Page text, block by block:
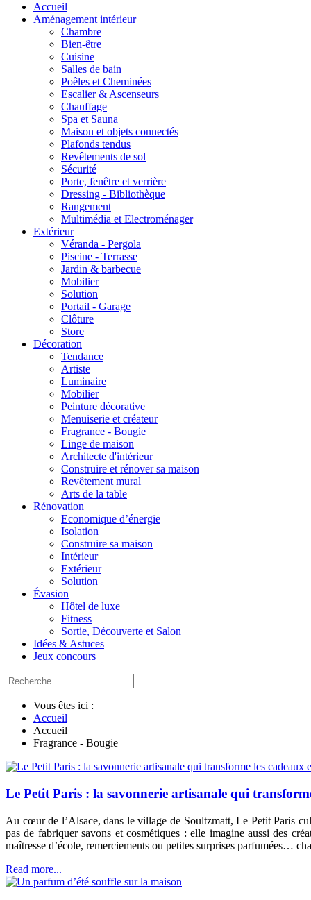
Accueil
Aménagement intérieur
Chambre
Bien-être
Cuisine
Salles de bain
Poêles et Cheminées
Escalier & Ascenseurs
Chauffage
Spa et Sauna
Maison et objets connectés
Plafonds tendus
Revêtements de sol
Sécurité
Porte, fenêtre et verrière
Dressing - Bibliothèque
Rangement
Multimédia et Electroménager
Extérieur
Véranda - Pergola
Piscine - Terrasse
Jardin & barbecue
Mobilier
Solution
Portail - Garage
Clôture
Store
Décoration
Tendance
Artiste
Luminaire
Mobilier
Peinture décorative
Menuiserie et créateur
Fragrance - Bougie
Linge de maison
Architecte d'intérieur
Construire et rénover sa maison
Revêtement mural
Arts de la table
Rénovation
Economique d’énergie
Isolation
Construire sa maison
Intérieur
Extérieur
Solution
Évasion
Hôtel de luxe
Fitness
Sortie, Découverte et Salon
Idées & Astuces
Jeux concours
Vous êtes ici :
Accueil
Accueil
Fragrance - Bougie
Le Petit Paris : la savonnerie artisanale qui
Au cœur de l’Alsace, dans le village de Soultzmatt, Le Petit Paris
pas de fabriquer savons et cosmétiques : elle imagine aussi des
maîtresse d’école, remerciements ou petites surprises parfumées…
Read more...